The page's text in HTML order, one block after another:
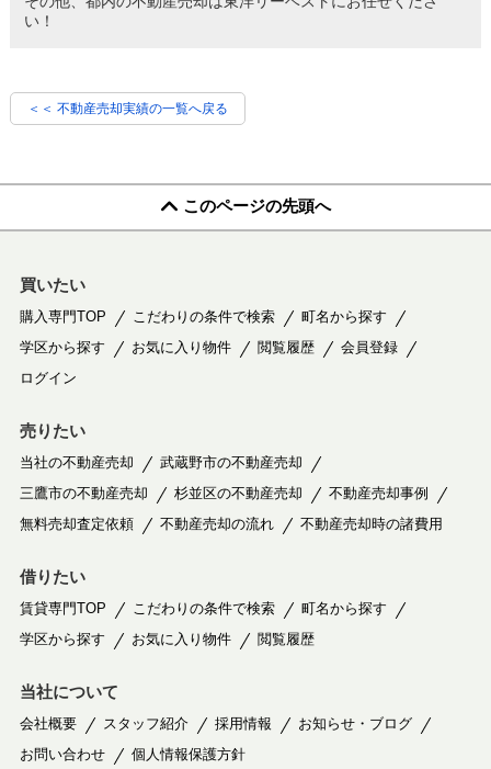
い！
＜＜ 不動産売却実績の一覧へ戻る
このページの先頭へ
買いたい
購入専門TOP こだわりの条件で検索
町名から探す
学区から探す
お気に入り物件 閲覧履歴
会員登録
ログイン
売りたい
当社の不動産売却
武蔵野市の不動産売却
三鷹市の不動産売却
杉並区の不動産売却
不動産売却事例
無料売却査定依頼
不動産売却の流れ 不動産売却時の諸費用
借りたい
賃貸専門TOP こだわりの条件で検索
町名から探す
学区から探す
お気に入り物件 閲覧履歴
当社について
会社概要 スタッフ紹介 採用情報
お知らせ・ブログ
お問い合わせ
個人情報保護方針